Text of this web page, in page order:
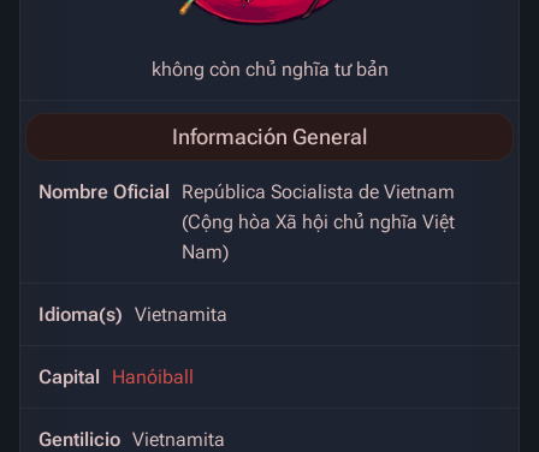
không còn chủ nghĩa tư bản
Información General
Nombre Oficial
República Socialista de Vietnam
(Cộng hòa Xã hội chủ nghĩa Việt
Nam)
Idioma(s) Vietnamita
Capital Hanóiball
Gentilicio Vietnamita